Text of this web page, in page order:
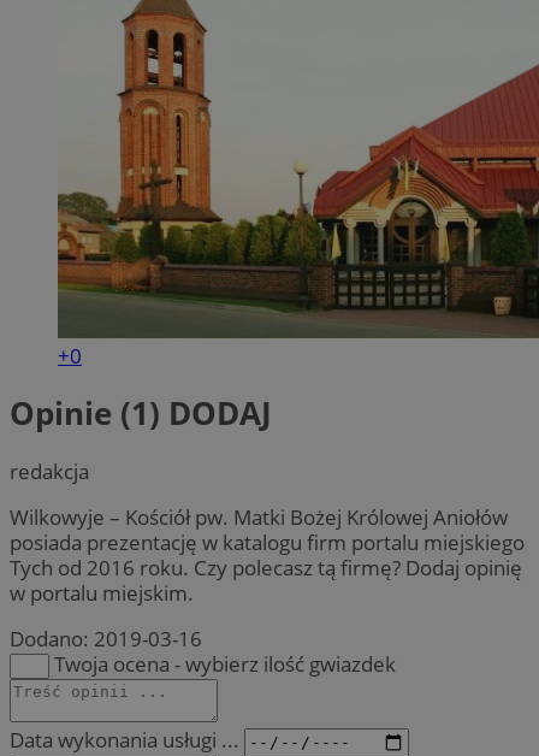
+0
Opinie (1) DODAJ
redakcja
Wilkowyje – Kościół pw. Matki Bożej Królowej Aniołów
posiada prezentację w katalogu firm portalu miejskiego
Tych od 2016 roku. Czy polecasz tą firmę? Dodaj opinię
w portalu miejskim.
Dodano: 2019-03-16
Twoja ocena - wybierz ilość gwiazdek
Data wykonania usługi ...